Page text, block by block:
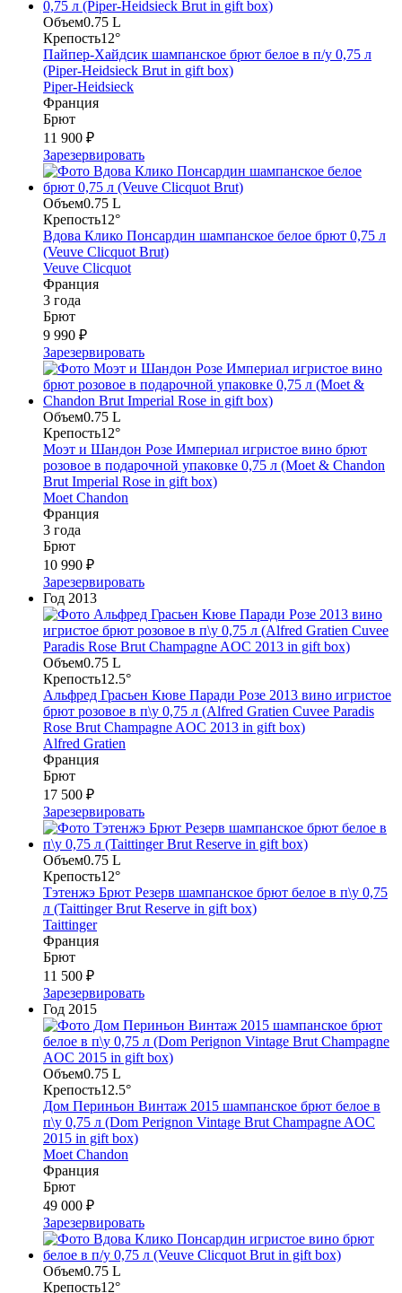
Объем0.75 L
Крепость12°
Пайпер-Хайдсик шампанское брют белое в п/у 0,75 л
(Piper-Heidsieck Brut in gift box)
Piper-Heidsieck
Франция
Брют
11 900 ₽
Зарезервировать
Объем0.75 L
Крепость12°
Вдова Клико Понсардин шампанское белое брют 0,75 л
(Veuve Clicquot Brut)
Veuve Clicquot
Франция
3 года
Брют
9 990 ₽
Зарезервировать
Объем0.75 L
Крепость12°
Моэт и Шандон Розе Империал игристое вино брют
розовое в подарочной упаковке 0,75 л (Moet & Chandon
Brut Imperial Rose in gift box)
Moet Chandon
Франция
3 года
Брют
10 990 ₽
Зарезервировать
Год 2013
Объем0.75 L
Крепость12.5°
Альфред Грасьен Кюве Паради Розе 2013 вино игристое
брют розовое в п\у 0,75 л (Alfred Gratien Cuvee Paradis
Rose Brut Champagne AOC 2013 in gift box)
Alfred Gratien
Франция
Брют
17 500 ₽
Зарезервировать
Объем0.75 L
Крепость12°
Тэтенжэ Брют Резерв шампанское брют белое в п\у 0,75
л (Taittinger Brut Reserve in gift box)
Taittinger
Франция
Брют
11 500 ₽
Зарезервировать
Год 2015
Объем0.75 L
Крепость12.5°
Дом Периньон Винтаж 2015 шампанское брют белое в
п\у 0,75 л (Dom Perignon Vintage Brut Сhampagne AOC
2015 in gift box)
Moet Chandon
Франция
Брют
49 000 ₽
Зарезервировать
Объем0.75 L
Крепость12°